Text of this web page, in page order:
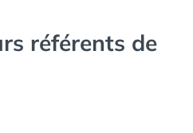
référents de